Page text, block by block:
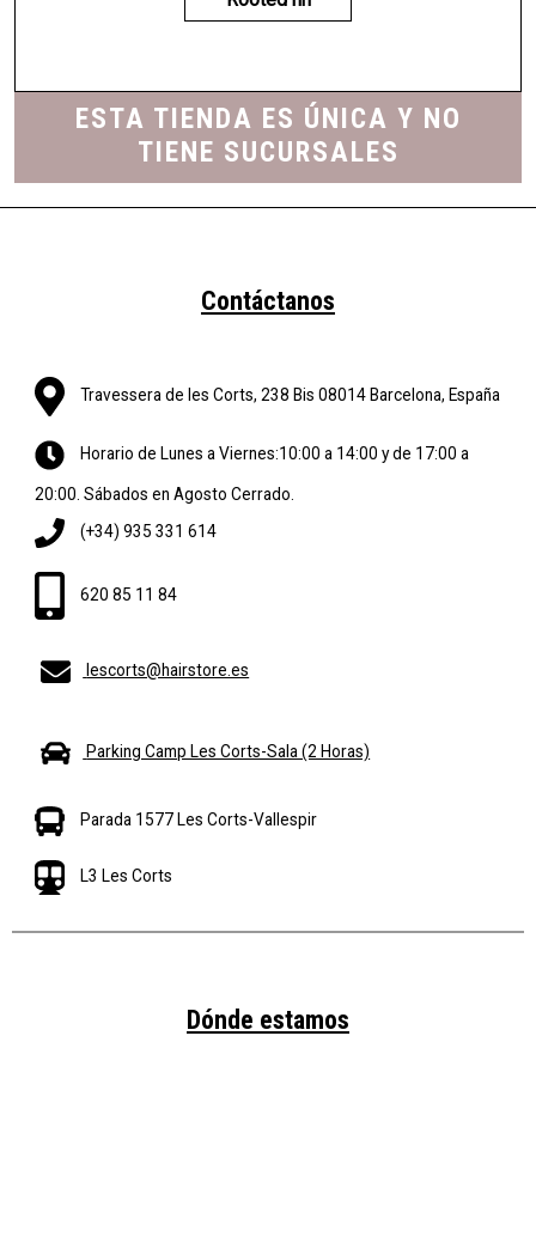
ESTA TIENDA ES ÚNICA Y NO
TIENE SUCURSALES
Contáctanos
Travessera de les Corts, 238 Bis 08014 Barcelona, España
Horario de Lunes a Viernes:10:00 a 14:00 y de 17:00 a
20:00. Sábados en Agosto Cerrado.
(+34) 935 331 614
620 85 11 84
lescorts@hairstore.es
Parking Camp Les Corts-Sala (2 Horas)
Parada 1577 Les Corts-Vallespir
L3 Les Corts
Dónde estamos